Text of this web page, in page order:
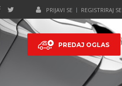
PRIJAVI SE REGISTRIRAJ SE
PREDAJ OGLAS